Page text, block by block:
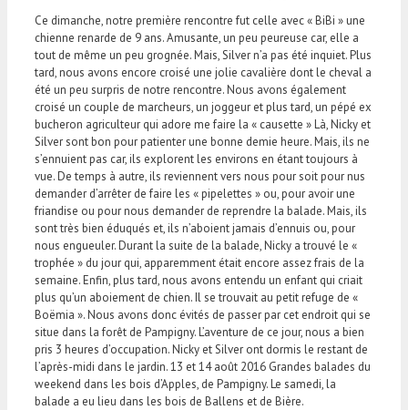
Ce dimanche, notre première rencontre fut celle avec « BiBi » une
chienne renarde de 9 ans. Amusante, un peu peureuse car, elle a
tout de même un peu grognée. Mais, Silver n’a pas été inquiet. Plus
tard, nous avons encore croisé une jolie cavalière dont le cheval a
été un peu surpris de notre rencontre. Nous avons également
croisé un couple de marcheurs, un joggeur et plus tard, un pépé ex
bucheron agriculteur qui adore me faire la « causette » Là, Nicky et
Silver sont bon pour patienter une bonne demie heure. Mais, ils ne
s’ennuient pas car, ils explorent les environs en étant toujours à
vue. De temps à autre, ils reviennent vers nous pour soit pour nus
demander d’arrêter de faire les « pipelettes » ou, pour avoir une
friandise ou pour nous demander de reprendre la balade. Mais, ils
sont très bien éduqués et, ils n’aboient jamais d’ennuis ou, pour
nous engueuler. Durant la suite de la balade, Nicky a trouvé le «
trophée » du jour qui, apparemment était encore assez frais de la
semaine. Enfin, plus tard, nous avons entendu un enfant qui criait
plus qu’un aboiement de chien. Il se trouvait au petit refuge de «
Boëmia ». Nous avons donc évités de passer par cet endroit qui se
situe dans la forêt de Pampigny. L’aventure de ce jour, nous a bien
pris 3 heures d’occupation. Nicky et Silver ont dormis le restant de
l’après-midi dans le jardin. 13 et 14 août 2016 Grandes balades du
weekend dans les bois d’Apples, de Pampigny. Le samedi, la
balade a eu lieu dans les bois de Ballens et de Bière.